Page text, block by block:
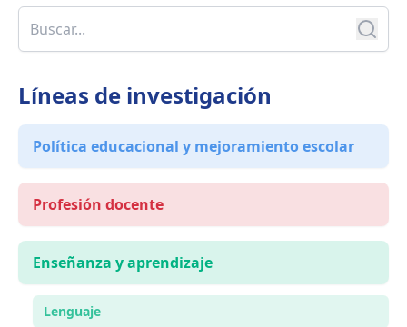
Líneas de investigación
Política educacional y mejoramiento escolar
Profesión docente
Enseñanza y aprendizaje
Lenguaje